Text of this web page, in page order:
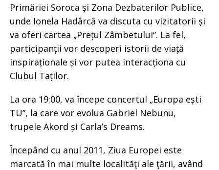
Primăriei Soroca și Zona Dezbaterilor Publice,
unde Ionela Hadârcă va discuta cu vizitatorii și
va oferi cartea „Prețul Zâmbetului”. La fel,
participanții vor descoperi istorii de viață
inspiraționale și vor putea interacționa cu
Clubul Taților.
La ora 19:00, va începe concertul „Europa ești
TU”, la care vor evolua Gabriel Nebunu,
trupele Akord și Carla’s Dreams.
Începând cu anul 2011, Ziua Europei este
marcată în mai multe localităţi ale ţării, având